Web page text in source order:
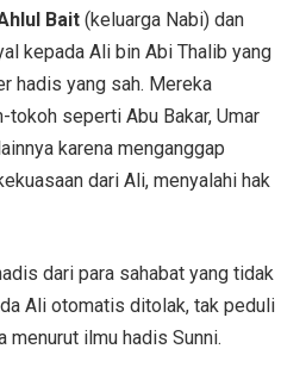
Bait (keluarga Nabi) dan
kepada Ali bin Abi Thalib yang
hadis yang sah. Mereka
seperti Abu Bakar, Umar
karena menganggap
dari Ali, menyalahi hak
dari para sahabat yang tidak
Ali otomatis ditolak, tak peduli
menurut ilmu hadis Sunni.